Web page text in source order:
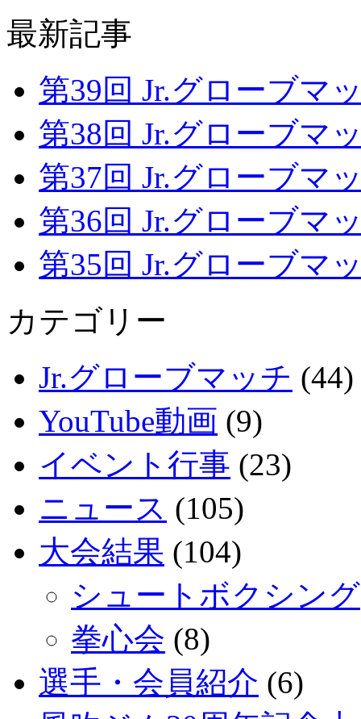
最新記事
第39回 Jr.グローブマ
第38回 Jr.グローブマ
第37回 Jr.グローブマ
第36回 Jr.グローブマ
第35回 Jr.グローブマ
カテゴリー
Jr.グローブマッチ (44)
YouTube動画 (9)
イベント行事 (23)
ニュース (105)
大会結果 (104)
シュートボクシング
拳心会 (8)
選手・会員紹介 (6)